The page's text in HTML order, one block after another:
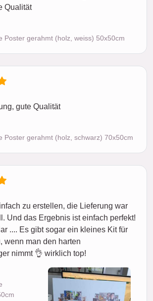
Qualität
Poster gerahmt (holz, weiss) 50x50cm
gute Qualität
Poster gerahmt (holz, schwarz) 70x50cm
zu erstellen, die Lieferung war
Und das Ergebnis ist einfach perfekt!
.... Es gibt sogar ein kleines Kit für
wenn man den harten
nimmt 👌 wirklich top!